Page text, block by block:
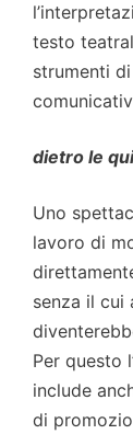
testo
strumenti
dietro le
Uno
lavoro di
senza il
Per questo
include
di